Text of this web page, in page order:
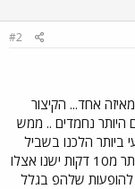
#2
אחד... הקיצור
נחמדים .. ממש
ביותר הלכנו בשביל
לקנות אפקט לגיטרה עניין שצריך לקחת לא יותר מ10 דקות ישנו אצלו
להופעות שלהפ בגלל